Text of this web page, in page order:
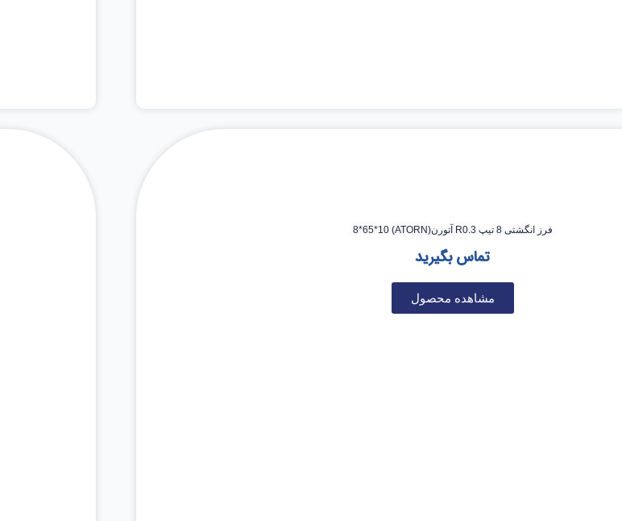
فرز انگشتی 8 تیپ R0.3 آتورن(ATORN) 8*65*10
تماس بگیرید
مشاهده محصول